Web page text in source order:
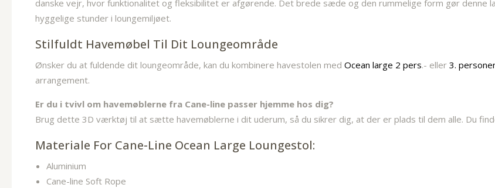
danske vejr, hvor funktionalitet og fleksibilitet er afgørende. Det brede sæde og den rummelige form gør denne
hyggelige stunder i loungemiljøet.
Stilfuldt Havemøbel Til Dit Loungeområde
Ønsker du at fuldende dit loungeområde, kan du kombinere havestolen med Ocean large 2 pers.- eller 3.
arrangement.
Er du i tvivl om havemøblerne fra Cane-line passer hjemme hos dig?
Brug dette 3D værktøj til at sætte havemøblerne i dit uderum, så du sikrer dig, at der er plads til dem alle. Du
Materiale For Cane-Line Ocean Large Loungestol:
Aluminium
Cane-line Soft Rope